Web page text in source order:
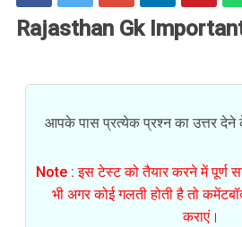
Rajasthan Gk
आपके पास प्रत्येक प्रश्न का उत्तर
Note : इस टेस्ट को तैयार करने में पूर्ण
भी अगर कोई गलती होती है तो
कराएं।